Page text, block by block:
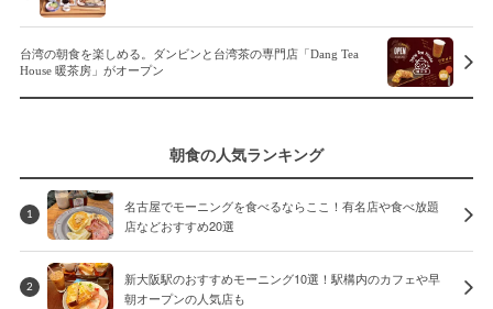
台湾の朝食を楽しめる。ダンビンと台湾茶の専門店「Dang Tea
House 暖茶房」がオープン
朝食の人気ランキング
1
名古屋でモーニングを食べるならここ！有名店や食べ放題
店などおすすめ20選
2
新大阪駅のおすすめモーニング10選！駅構内のカフェや早
朝オープンの人気店も